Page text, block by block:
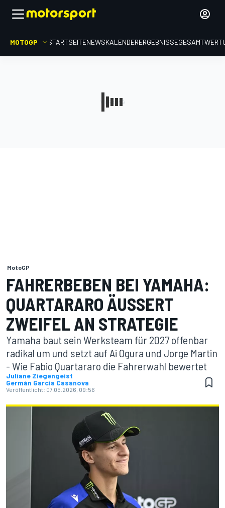
MOTOGP STARTSEITENEWSKALENDERERGEBNISSE
MotoGP
FAHRERBEBEN BEI YAMAHA:
QUARTARARO ÄUSSERT Z
WEIFEL AN STRATEGIE
Yamaha baut sein Werksteam für 2027 offenbar
radikal um und setzt auf Ai Ogura und Jorge Martin
- Wie Fabio Quartararo die Fahrerwahl bewertet
Juliane Ziegengeist
Germán Garcia Casanova
Veröffentlicht: 07.05.2026, 09:56